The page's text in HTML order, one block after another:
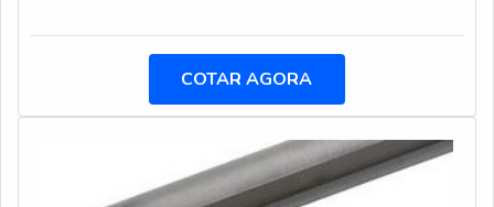
pressão, é a forma com que se pode determinar a
comprimido a bomba inicialmente, a bomba começa a
percorrer seu ciclo em busca de produzir fluídos mínimos
em alta velocidade. Nessa altura de seu funcion
COTAR AGORA